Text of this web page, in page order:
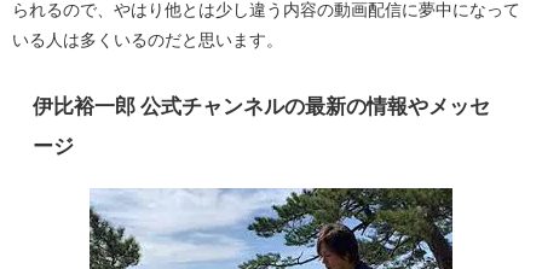
られるので、やはり他とは少し違う内容の動画配信に夢中になって
いる人は多くいるのだと思います。
伊比裕一郎 公式チャンネルの最新の情報やメッセ
ージ